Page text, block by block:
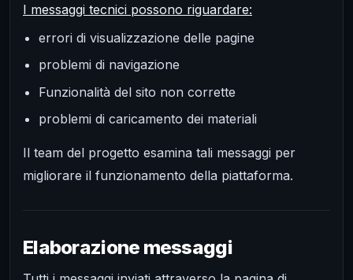
I messaggi tecnici possono riguardare:
errori di visualizzazione delle pagine
problemi di navigazione
Funzionalità del sito non corrette
problemi di caricamento dei materiali
Il team del progetto esamina tali messaggi per
migliorare il funzionamento della piattaforma.
Elaborazione messaggi